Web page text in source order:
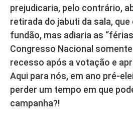
prejudicaria, pelo contrário,
retirada do jabuti da sala,
fundão, mas adiaria as
Congresso Nacional
recesso após a votação e
Aqui para nós, em ano pré-
perder um tempo em que
campanha?!